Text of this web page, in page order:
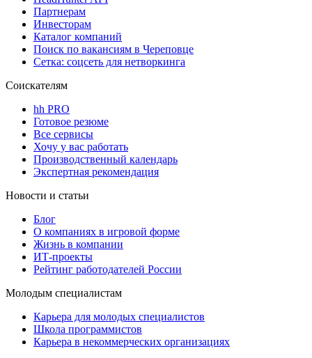
Партнерам
Инвесторам
Каталог компаний
Поиск по вакансиям в Череповце
Сетка: соцсеть для нетворкинга
Соискателям
hh PRO
Готовое резюме
Все сервисы
Хочу у вас работать
Производственный календарь
Экспертная рекомендация
Новости и статьи
Блог
О компаниях в игровой форме
Жизнь в компании
ИТ-проекты
Рейтинг работодателей России
Молодым специалистам
Карьера для молодых специалистов
Школа программистов
Карьера в некоммерческих организациях